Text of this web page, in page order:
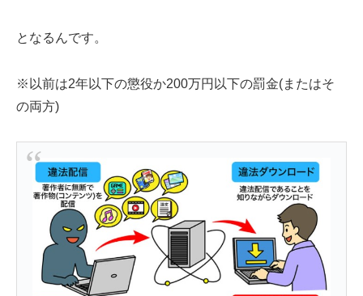
となるんです。
※以前は2年以下の懲役か200万円以下の罰金(またはそ
の両方)